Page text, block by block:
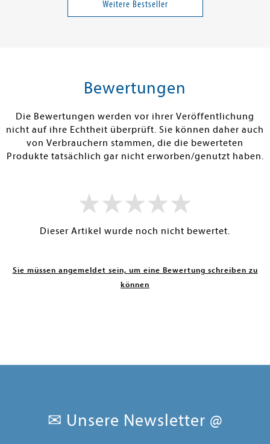
Warenkorb
Weitere Bestseller
Bewertungen
Die Bewertungen werden vor ihrer Veröffentlichung
nicht auf ihre Echtheit überprüft. Sie können daher auch
von Verbrauchern stammen, die die bewerteten
Produkte tatsächlich gar nicht erworben/genutzt haben.
Dieser Artikel wurde noch nicht bewertet.
Sie müssen angemeldet sein, um eine Bewertung schreiben zu
können
✉ Unsere Newsletter @